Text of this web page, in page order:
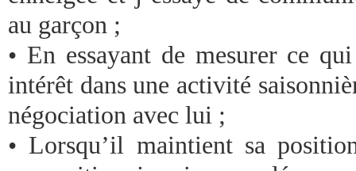
au garçon ;
• En essayant de mesurer ce
intérêt dans une activité
négociation avec lui ;
• Lorsqu’il maintient sa